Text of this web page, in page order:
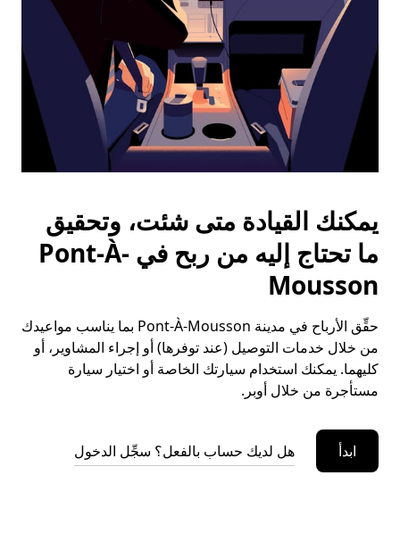
يمكنك القيادة متى شئت، وتحقيق
ما تحتاج إليه من ربح في Pont-À-
Mousson
حقِّق الأرباح في مدينة Pont-À-Mousson بما يناسب مواعيدك
من خلال خدمات التوصيل (عند توفرها) أو إجراء المشاوير، أو
كليهما. يمكنك استخدام سيارتك الخاصة أو اختيار سيارة
مستأجرة من خلال أوبر.
ابدأ هل لديك حساب بالفعل؟ سجِّل الدخول